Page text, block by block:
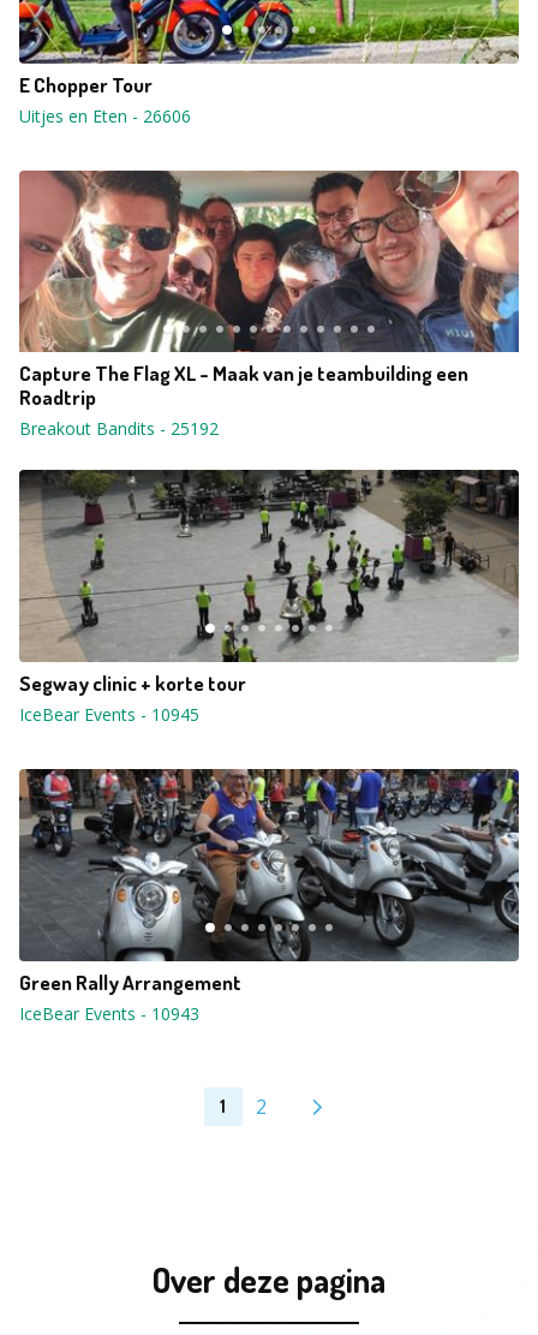
E Chopper Tour
Uitjes en Eten - 26606
Capture The Flag XL - Maak van je teambuilding een
Roadtrip
Breakout Bandits - 25192
Segway clinic + korte tour
IceBear Events - 10945
Green Rally Arrangement
IceBear Events - 10943
1 2
Over deze pagina